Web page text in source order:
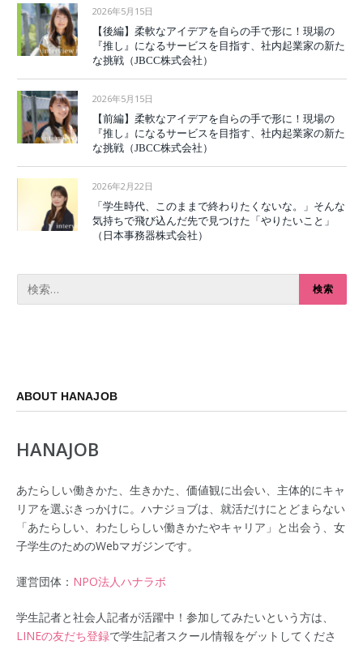
2026年5月15日
【後編】柔軟なアイデアを自らの手で形に！現場の
『推し』になるサービスを目指す、社内起業家の新た
な挑戦（JBCC株式会社）
2026年5月15日
【前編】柔軟なアイデアを自らの手で形に！現場の
『推し』になるサービスを目指す、社内起業家の新た
な挑戦（JBCC株式会社）
2026年2月22日
「学生時代、このままで終わりたくないな。」そんな
気持ちで飛び込んだ先で見つけた「やりたいこと」
（日本事務器株式会社）
ABOUT HANAJOB
HANAJOB
あたらしい働きかた、生きかた、価値観に出会い、主体的にキャ
リアを選ぶきっかけに。ハナジョブは、就活だけにとどまらない
「あたらしい、わたしらしい働きかたやキャリア」と出会う、女
子学生のためのWebマガジンです。
運営団体： NPO法人ハナラボ
学生記者と社会人記者が活躍中！参加してみたいという方は、
LINEの友だち登録で学生記者スクール情報をゲットしてくださ